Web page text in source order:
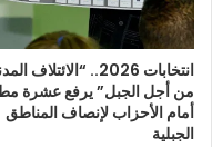
انتخابات 2026.. “الائتلاف
من أجل الجبل” يرفع عشرة
أمام الأحزاب لإنصاف المناطق
الجبلية